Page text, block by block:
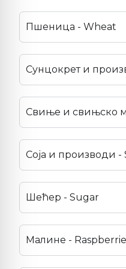
Пшеница - Wheat
Сунцокрет и
Свиње и свињско
Соја и производи -
Шећер - Sugar
Малине -